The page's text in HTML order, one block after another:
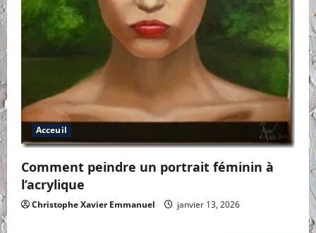
Acceuil
Comment peindre un portrait féminin à
l’acrylique
Christophe Xavier Emmanuel janvier 13, 2026